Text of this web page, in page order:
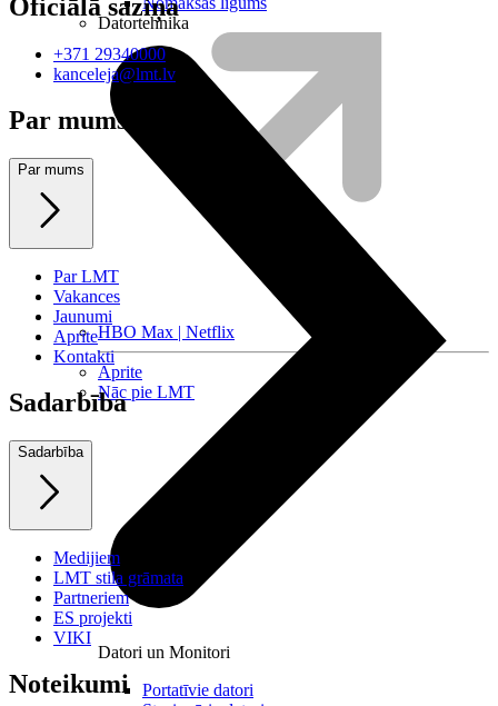
HBO Max | Netflix
Aprite
Nāc pie LMT
Datortehnika
Datori un Monitori
Portatīvie datori
Oficiālā saziņa
+371 29340000
kanceleja@lmt.lv
Par mums
Par mums
Par LMT
Vakances
Jaunumi
Aprite
Kontakti
Sadarbība
Sadarbība
Medijiem
LMT stila grāmata
Partneriem
ES projekti
VIKI
Noteikumi